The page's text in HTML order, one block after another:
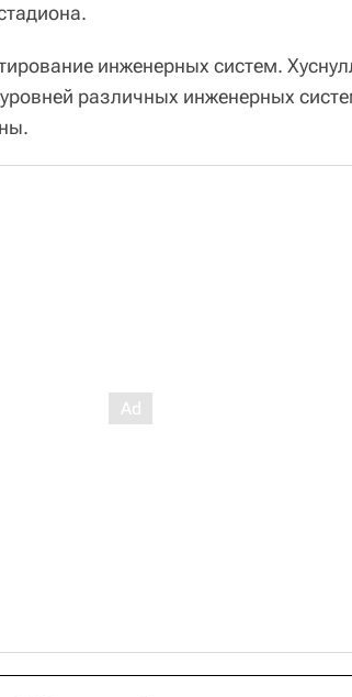
инженерных систем.
различных инженерных